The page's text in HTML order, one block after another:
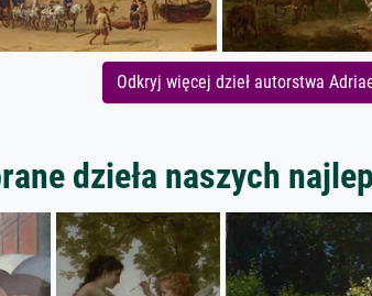
Odkryj więcej dzieł autorstwa
dzieła naszych